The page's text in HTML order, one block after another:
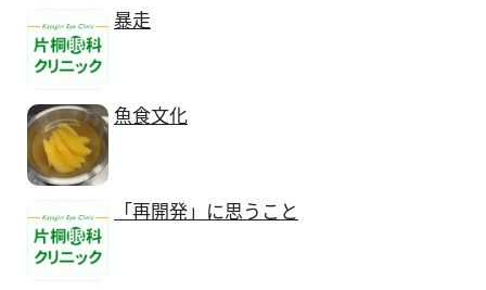
暴走
魚食文化
「再開発」に思うこと